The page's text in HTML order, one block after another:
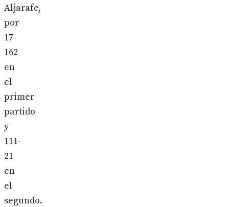
Aljarafe,
por
17-
162
en
el
primer
partido
y
111-
21
en
el
segundo.